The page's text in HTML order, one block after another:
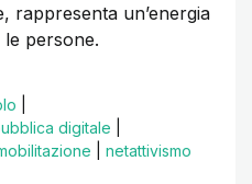
rappresenta un’energia
persone.
digitale
netattivismo